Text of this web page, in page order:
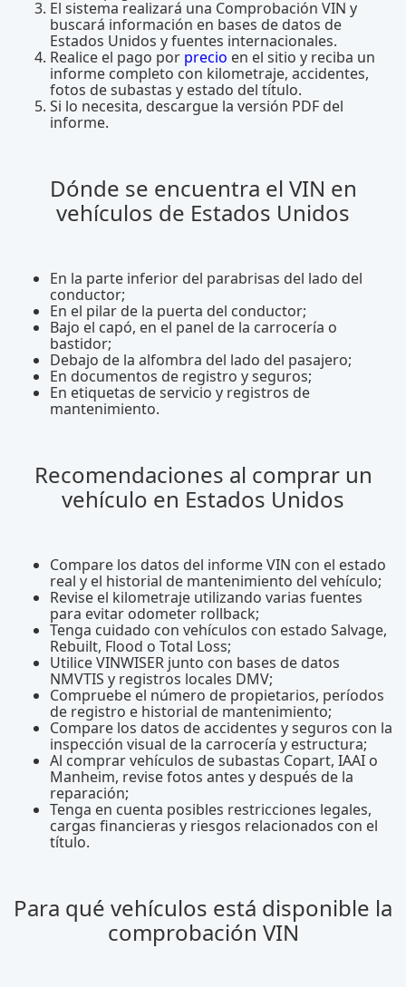
El sistema realizará una Comprobación VIN y
buscará información en bases de datos de
Estados Unidos y fuentes internacionales.
Realice el pago por precio en el sitio y reciba un
informe completo con kilometraje, accidentes,
fotos de subastas y estado del título.
Si lo necesita, descargue la versión PDF del
informe.
Dónde se encuentra el VIN en
vehículos de Estados Unidos
En la parte inferior del parabrisas del lado del
conductor;
En el pilar de la puerta del conductor;
Bajo el capó, en el panel de la carrocería o
bastidor;
Debajo de la alfombra del lado del pasajero;
En documentos de registro y seguros;
En etiquetas de servicio y registros de
mantenimiento.
Recomendaciones al comprar un
vehículo en Estados Unidos
Compare los datos del informe VIN con el estado
real y el historial de mantenimiento del vehículo;
Revise el kilometraje utilizando varias fuentes
para evitar odometer rollback;
Tenga cuidado con vehículos con estado Salvage,
Rebuilt, Flood o Total Loss;
Utilice VINWISER junto con bases de datos
NMVTIS y registros locales DMV;
Compruebe el número de propietarios, períodos
de registro e historial de mantenimiento;
Compare los datos de accidentes y seguros con la
inspección visual de la carrocería y estructura;
Al comprar vehículos de subastas Copart, IAAI o
Manheim, revise fotos antes y después de la
reparación;
Tenga en cuenta posibles restricciones legales,
cargas financieras y riesgos relacionados con el
título.
Para qué vehículos está disponible la
comprobación VIN